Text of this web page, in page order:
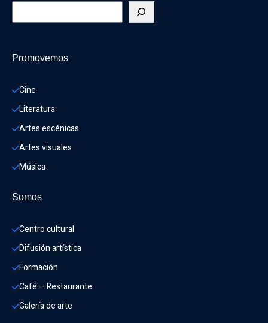
Promovemos
Cine
Literatura
Artes escénicas
Artes visuales
Música
Somos
Centro cultural
Difusión artística
Formación
Café – Restaurante
Galería de arte